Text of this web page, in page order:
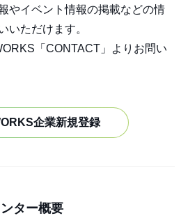
やイベント情報の掲載などの情
いただけます。
「CONTACT」よりお問い
企業新規登録
ター概要